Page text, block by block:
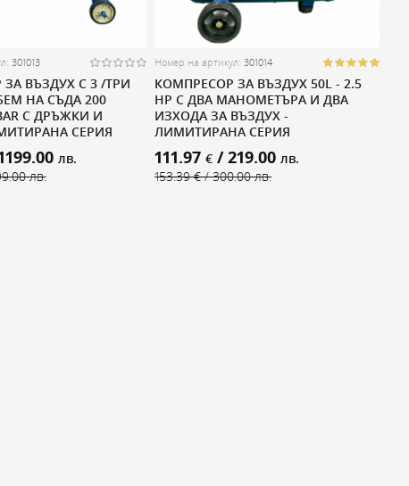
301013
ВЪЗДУХ С 3 /ТРИ
НА СЪДА 200
С ДРЪЖКИ И
СЕРИЯ
лв.
лв.
Номер на артикул:301014
КОМПРЕСОР ЗА ВЪЗДУХ 50L - 2.5
HP С ДВА МАНОМЕТЪРА И ДВА
ИЗХОДА ЗА ВЪЗДУХ -
ЛИМИТИРАНА СЕРИЯ
111.97 € / 219.00 лв.
153.39 € / 300.00 лв.